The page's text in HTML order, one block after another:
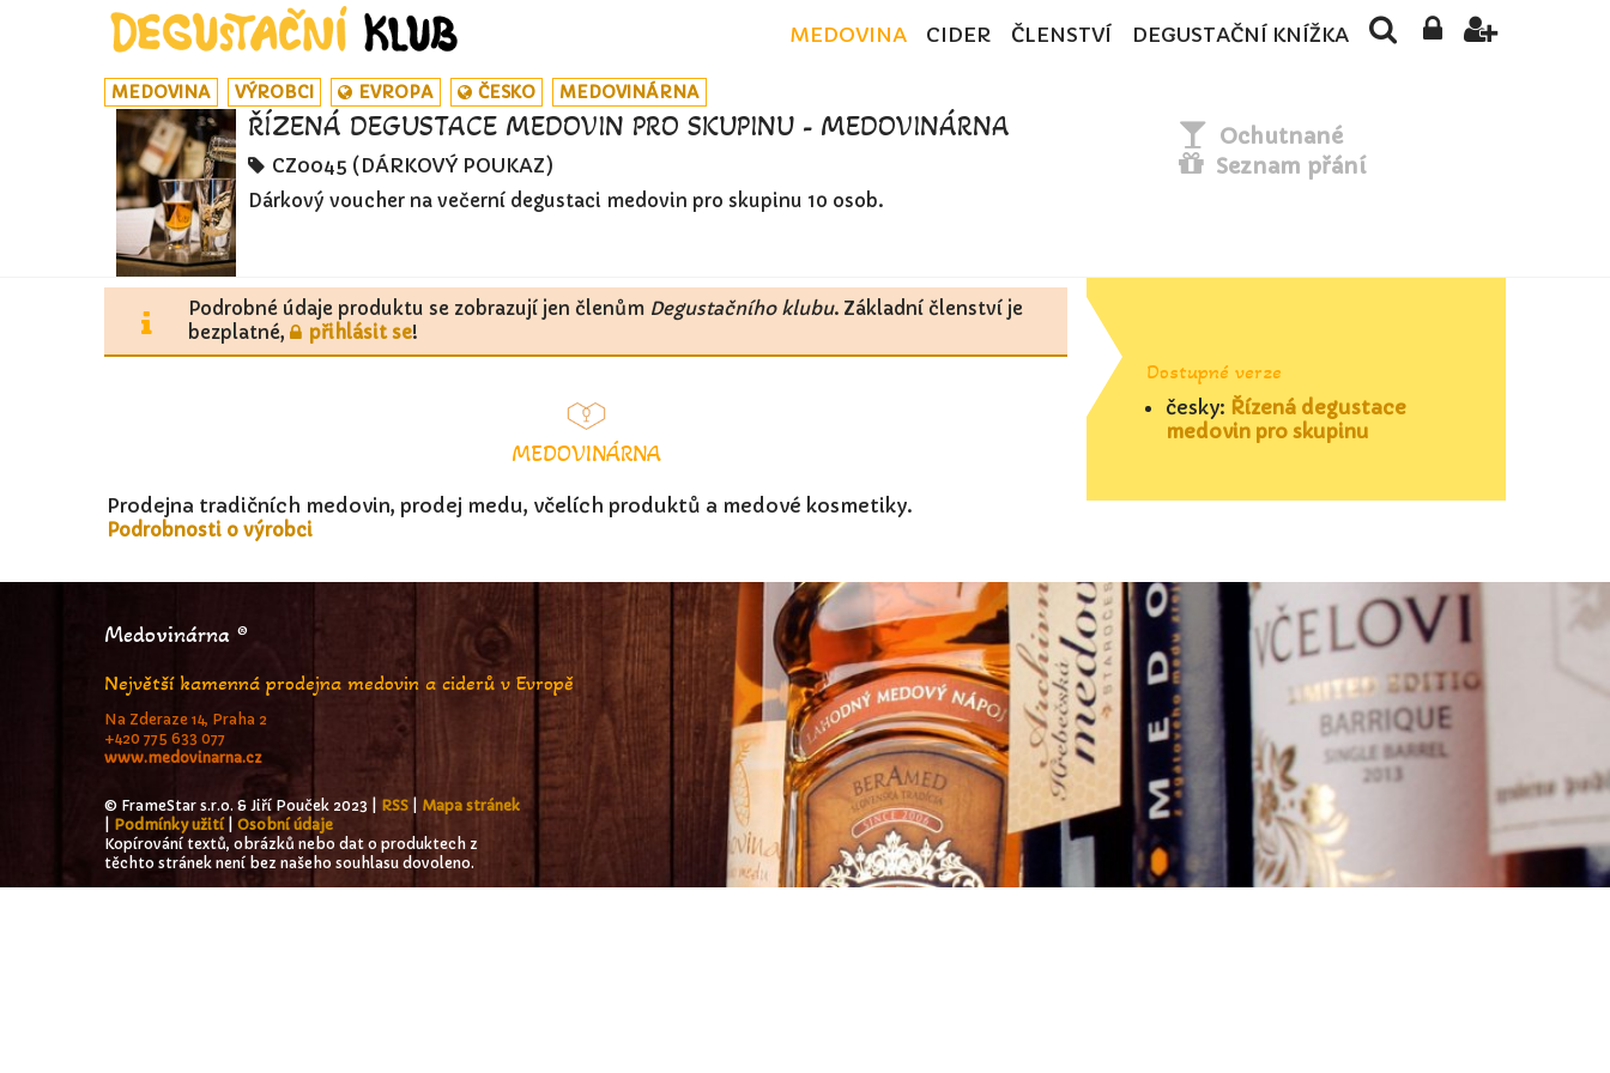
MEDOVINA CIDER ČLENSTVÍ DEGUSTAČNÍ KNÍŽKA
MEDOVINA VÝROBCI EVROPA ČESKO MEDOVINÁRNA
ŘÍZENÁ DEGUSTACE MEDOVIN PRO SKUPINU - MEDOVINÁRNA
CZ0045 (DÁRKOVÝ POUKAZ)
Dárkový voucher na večerní degustaci medovin pro skupinu 10 osob.
Ochutnané
Seznam přání
Podrobné údaje produktu se zobrazují jen členům Degustačního klubu. Základní členství je
bezplatné,
přihlásit se!
MEDOVINÁRNA
Prodejna tradičních medovin, prodej medu, včelích produktů a medové kosmetiky.
Podrobnosti o výrobci
Dostupné verze
česky: Řízená degustace
medovin pro skupinu
Medovinárna ®
Největší kamenná prodejna medovin a ciderů v Evropě
Na Zderaze 14, Praha 2
+420 775 633 077
www.medovinarna.cz
© FrameStar s.r.o. & Jiří Pouček 2023 | RSS
Mapa stránek
Podmínky užití| Osobní údaje
Kopírování textů, obrázků nebo dat o produktech z
těchto stránek není bez našeho souhlasu dovoleno.